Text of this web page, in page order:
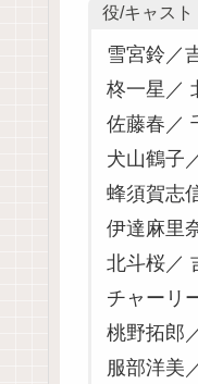
役/キャスト
雪宮鈴／
柊一星／
佐藤春／
犬山鶴子
蜂須賀志
伊達麻里
北斗桜／
チャーリ
桃野拓郎
服部洋美